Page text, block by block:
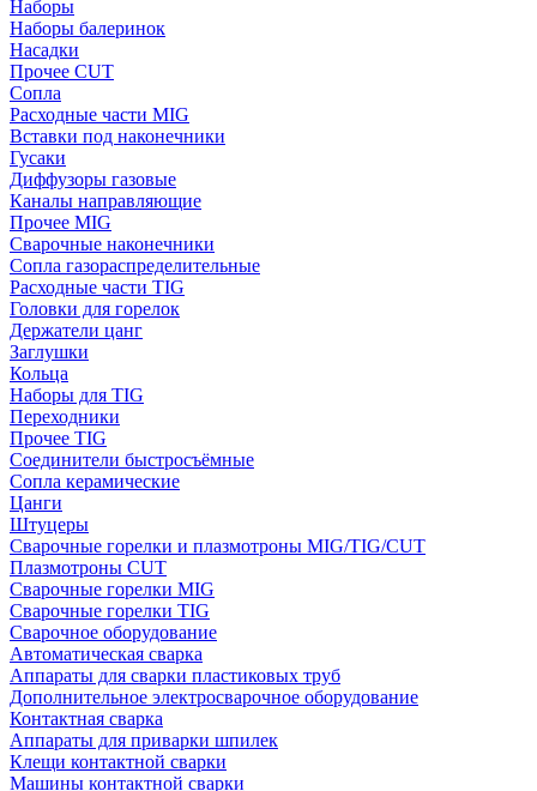
Наборы
Наборы балеринок
Насадки
Прочее CUT
Сопла
Расходные части MIG
Вставки под наконечники
Гусаки
Диффузоры газовые
Каналы направляющие
Прочее MIG
Сварочные наконечники
Сопла газораспределительные
Расходные части TIG
Головки для горелок
Держатели цанг
Заглушки
Кольца
Наборы для TIG
Переходники
Прочее TIG
Соединители быстросъёмные
Сопла керамические
Цанги
Штуцеры
Сварочные горелки и плазмотроны MIG/TIG/CUT
Плазмотроны CUT
Сварочные горелки MIG
Сварочные горелки TIG
Сварочное оборудование
Автоматическая сварка
Аппараты для сварки пластиковых труб
Дополнительное электросварочное оборудование
Контактная сварка
Аппараты для приварки шпилек
Клещи контактной сварки
Машины контактной сварки